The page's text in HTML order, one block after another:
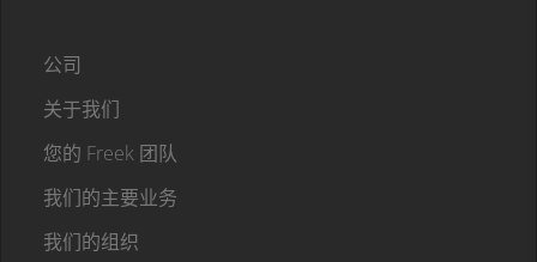
公司
关于我们
您的 Freek 团队
我们的主要业务
我们的组织